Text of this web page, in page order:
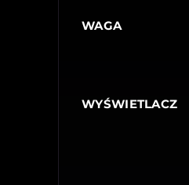
WAGA
WYŚWIETLACZ